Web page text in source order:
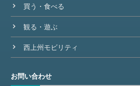
買う・食べる
観る・遊ぶ
西上州モビリティ
お問い合わせ